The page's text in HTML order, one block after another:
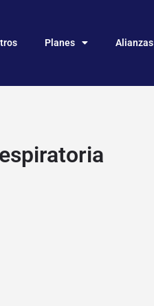
Planes Alianzas